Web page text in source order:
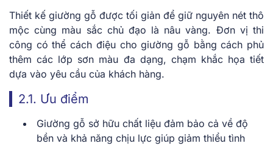
Thiết kế giường gỗ được tối giản để giữ nguyên nét thô
mộc cùng màu sắc chủ đạo là nâu vàng. Đơn vị thi
công có thể cách điệu cho giường gỗ bằng cách phủ
thêm các lớp sơn màu đa dạng, chạm khắc họa tiết
dựa vào yêu cầu của khách hàng.
2.1. Ưu điểm
Giường gỗ sở hữu chất liệu đảm bảo cả về độ
bền và khả năng chịu lực giúp giảm thiểu tình